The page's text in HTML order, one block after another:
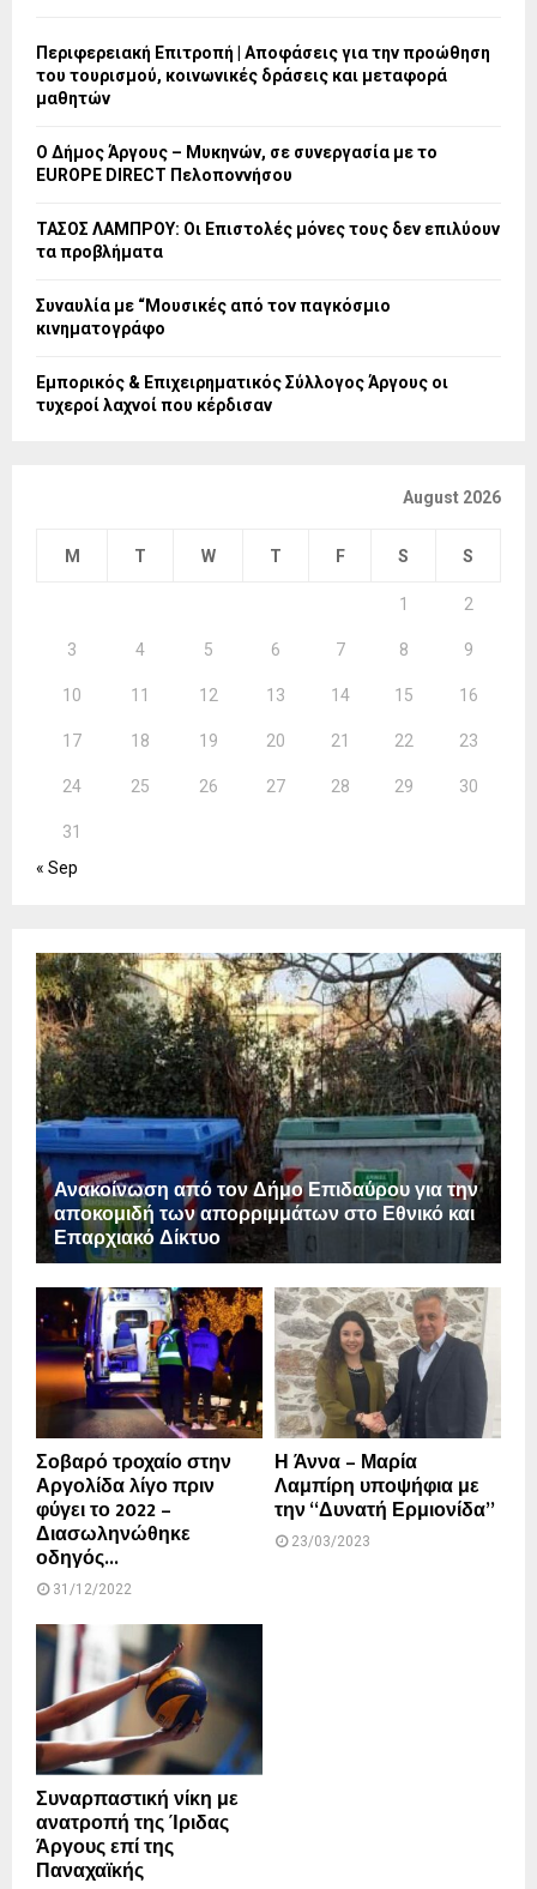
Περιφερειακή Επιτροπή | Αποφάσεις για την προώθηση
του τουρισμού, κοινωνικές δράσεις και μεταφορά
μαθητών
Ο Δήμος Άργους – Μυκηνών, σε συνεργασία με το
EUROPE DIRECT Πελοποννήσου
ΤΑΣΟΣ ΛΑΜΠΡΟΥ: Οι Επιστολές μόνες τους δεν επιλύουν
τα προβλήματα
Συναυλία με “Μουσικές από τον παγκόσμιο
κινηματογράφο
Εμπορικός & Επιχειρηματικός Σύλλογος Άργους οι
τυχεροί λαχνοί που κέρδισαν
August 2026
M T W T F S S
1 2
3 4 5 6 7 8 9
10 11 12 13 14 15 16
17 18 19 20 21 22 23
24 25 26 27 28 29 30
31
« Sep
Ανακοίνωση από τον Δήμο Επιδαύρου για την
αποκομιδή των απορριμμάτων στο Εθνικό και
Επαρχιακό Δίκτυο
Σοβαρό τροχαίο στην
Αργολίδα λίγο πριν
φύγει το 2022 –
Διασωληνώθηκε
οδηγός...
31/12/2022
Η Άννα – Μαρία
Λαμπίρη υποψήφια με
την “Δυνατή Ερμιονίδα”
23/03/2023
Συναρπαστική νίκη με
ανατροπή της Ίριδας
Άργους επί της
Παναχαϊκής